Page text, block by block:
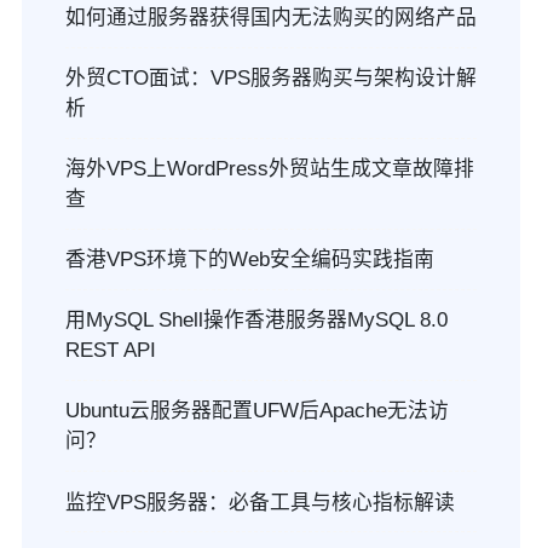
如何通过服务器获得国内无法购买的网络产品
外贸CTO面试：VPS服务器购买与架构设计解
析
海外VPS上WordPress外贸站生成文章故障排
查
香港VPS环境下的Web安全编码实践指南
用MySQL Shell操作香港服务器MySQL 8.0
REST API
Ubuntu云服务器配置UFW后Apache无法访
问？
监控VPS服务器：必备工具与核心指标解读